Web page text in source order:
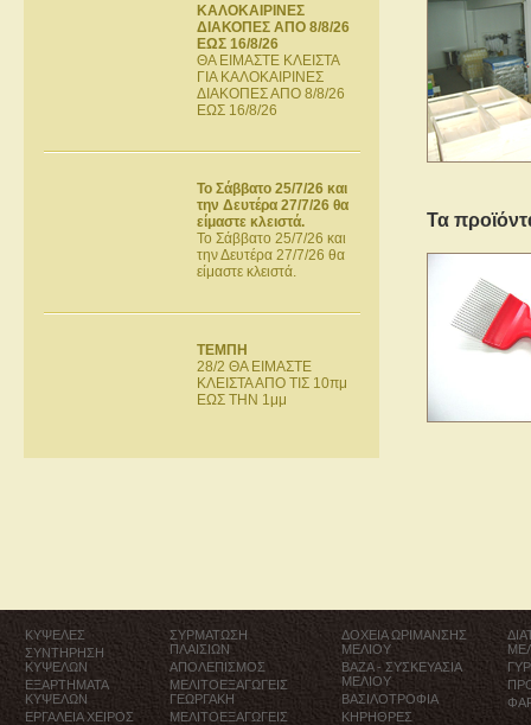
ΚΑΛΟΚΑΙΡΙΝΕΣ
ΔΙΑΚΟΠΕΣ ΑΠΟ 8/8/26
ΕΩΣ 16/8/26
ΘΑ ΕΙΜΑΣΤΕ ΚΛΕΙΣΤΑ
ΓΙΑ ΚΑΛΟΚΑΙΡΙΝΕΣ
ΔΙΑΚΟΠΕΣ ΑΠΟ 8/8/26
ΕΩΣ 16/8/26
Το Σάββατο 25/7/26 και
την Δευτέρα 27/7/26 θα
είμαστε κλειστά.
Το Σάββατο 25/7/26 και
την Δευτέρα 27/7/26 θα
είμαστε κλειστά.
ΤΕΜΠΗ
28/2 ΘΑ ΕΙΜΑΣΤΕ
ΚΛΕΙΣΤΑ ΑΠΟ ΤΙΣ 10πμ
ΕΩΣ ΤΗΝ 1μμ
Τα
ΚΥΨΕΛΕΣ
ΣΥΝΤΗΡΗΣΗ
ΚΥΨΕΛΩΝ
ΕΞΑΡΤΗΜΑΤΑ
ΚΥΨΕΛΩΝ
ΕΡΓΑΛΕΙΑ ΧΕΙΡΟΣ
ΣΥΡΜΑΤΩΣΗ
ΠΛΑΙΣΙΩΝ
ΑΠΟΛΕΠΙΣΜΟΣ
ΜΕΛΙΤΟΕΞΑΓΩΓΕΙΣ
ΓΕΩΡΓΑΚΗ
ΜΕΛΙΤΟΕΞΑΓΩΓΕΙΣ
ΔΟΧΕΙΑ ΩΡΙΜΑΝΣΗΣ
ΜΕΛΙΟΥ
ΒΑΖΑ - ΣΥΣΚΕΥΑΣΙΑ
ΜΕΛΙΟΥ
ΒΑΣΙΛΟΤΡΟΦΙΑ
ΚΗΡΗΘΡΕΣ